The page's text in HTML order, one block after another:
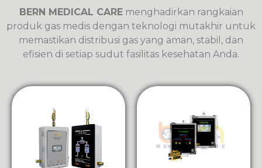
BERN MEDICAL CAREmenghadirkan rangkaian
produk gas medis dengan teknologi mutakhir untuk
memastikan distribusi gas yang aman, stabil, dan
efisien di setiap sudut fasilitas kesehatan Anda.